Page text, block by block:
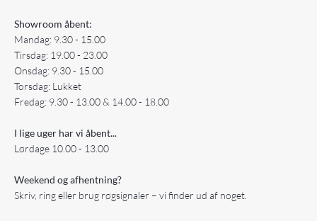
Showroom åbent:
Mandag: 9.30 - 15.00
Tirsdag: 19.00 - 23.00
Onsdag: 9.30 - 15.00
Torsdag: Lukket
Fredag: 9.30 - 13.00 & 14.00 - 18.00
I lige uger har vi åbent...
Lørdage 10.00 - 13.00
Weekend og afhentning?
Skriv, ring eller brug røgsignaler – vi finder ud af noget.